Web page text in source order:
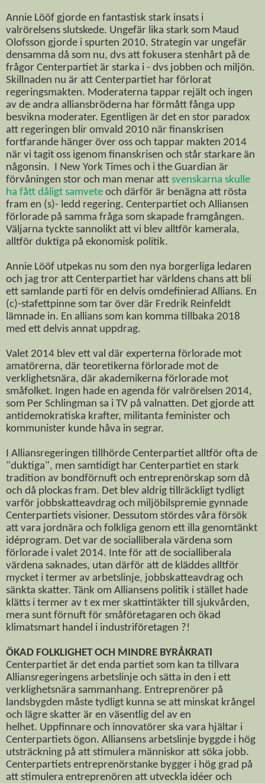
Annie Lööf gjorde en fantastisk stark insats i
valrörelsens slutskede. Ungefär lika stark som Maud
Olofsson gjorde i spurten 2010. Strategin var ungefär
densamma då som nu, dvs att fokusera stenhårt på de
frågor Centerpartiet är starka i - dvs jobben och miljön.
Skillnaden nu är att Centerpartiet har förlorat
regeringsmakten. Moderaterna tappar rejält och ingen
av de andra alliansbröderna har förmått fånga upp
besvikna moderater. Egentligen är det en stor paradox
att regeringen blir omvald 2010 när finanskrisen
fortfarande hänger över oss och tappar makten 2014
när vi tagit oss igenom finanskrisen och står starkare än
någonsin. I New York Times och i the Guardian är
förvåningen stor och man menar att svenskarna skulle
ha fått dåligt samvete och därför är benägna att rösta
fram en (s)- ledd regering. Centerpartiet och Alliansen
förlorade på samma fråga som skapade framgången.
Väljarna tyckte sannolikt att vi blev alltför kamerala,
alltför duktiga på ekonomisk politik.
Annie Lööf utpekas nu som den nya borgerliga ledaren
och jag tror att Centerpartiet har världens chans att bli
ett samlande parti för en delvis omdefinierad Allians. En
(c)-stafettpinne som tar över där Fredrik Reinfeldt
lämnade in. En allians som kan komma tillbaka 2018
med ett delvis annat uppdrag.
Valet 2014 blev ett val där experterna förlorade mot
amatörerna, där teoretikerna förlorade mot de
verklighetsnära, där akademikerna förlorade mot
småfolket. Ingen hade en agenda för valrörelsen 2014,
som Per Schlingman sa i TV på valnatten. Det gjorde att
antidemokratiska krafter, militanta feminister och
kommunister kunde håva in segrar.
I Alliansregeringen tillhörde Centerpartiet alltför ofta de
"duktiga", men samtidigt har Centerpartiet en stark
tradition av bondförnuft och entreprenörskap som då
och då plockas fram. Det blev aldrig tillräckligt tydligt
varför jobbskatteavdrag och miljöbilspremie gynnade
Centerpartiets visioner. Dessutom stördes våra försök
att vara jordnära och folkliga genom ett illa genomtänkt
idéprogram. Det var de socialliberala värdena som
förlorade i valet 2014. Inte för att de socialliberala
värdena saknades, utan därför att de kläddes alltför
mycket i termer av arbetslinje, jobbskatteavdrag och
sänkta skatter. Tänk om Alliansens politik i stället hade
klätts i termer av t ex mer skattintäkter till sjukvården,
mera sunt förnuft för småföretagaren och ökad
klimatsmart handel i industriföretagen ?!
ÖKAD FOLKLIGHET OCH MINDRE BYRÅKRATI
Centerpartiet är det enda partiet som kan ta tillvara
Alliansregeringens arbetslinje och sätta in den i ett
verklighetsnära sammanhang. Entreprenörer på
landsbygden måste tydligt kunna se att minskat krångel
och lägre skatter är en väsentlig del av en
helhet. Uppfinnare och innovatörer ska vara hjältar i
Centerpartiets ögon. Alliansens arbetslinje byggde i hög
utsträckning på att stimulera människor att söka jobb.
Centerpartiets entreprenörstanke bygger i hög grad på
att stimulera entreprenören att utveckla idéer och